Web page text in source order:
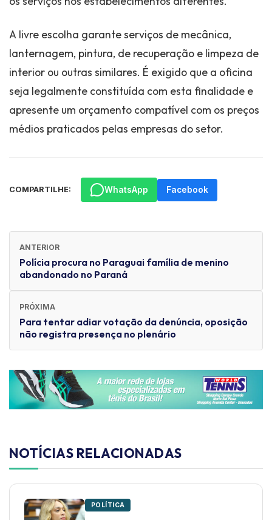
A livre escolha garante serviços de mecânica,
lanternagem, pintura, de recuperação e limpeza de
interior ou outras similares. É exigido que a oficina
seja legalmente constituída com esta finalidade e
apresente um orçamento compatível com os preços
médios praticados pelas empresas do setor.
COMPARTILHE: WhatsApp Facebook
ANTERIOR
Polícia procura no Paraguai família de menino
abandonado no Paraná
PRÓXIMA
Para tentar adiar votação da denúncia, oposição
não registra presença no plenário
NOTÍCIAS RELACIONADAS
POLÍTICA